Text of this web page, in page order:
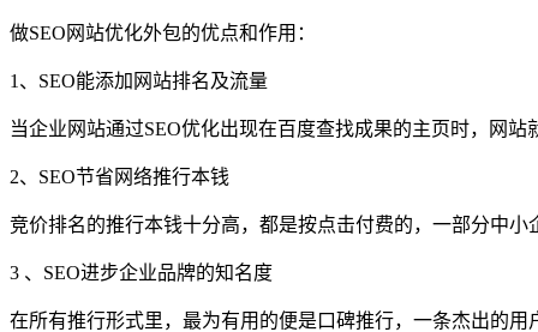
做SEO网站优化外包的优点和作用：
1、SEO能添加网站排名及流量
当企业网站通过SEO优化出现在百度查找成果的主页时，网
2、SEO节省网络推行本钱
竞价排名的推行本钱十分高，都是按点击付费的，一部分中
3 、SEO进步企业品牌的知名度
在所有推行形式里，最为有用的便是口碑推行，一条杰出的用